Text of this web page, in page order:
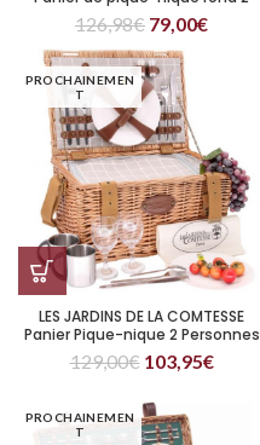
Personnes Tuileries
126,98€ 79,00€
PROCHAINEMEN
T
LES JARDINS DE LA COMTESSE
Panier Pique-nique 2 Personnes
Concorde
129,00€ 103,95€
PROCHAINEMEN
T